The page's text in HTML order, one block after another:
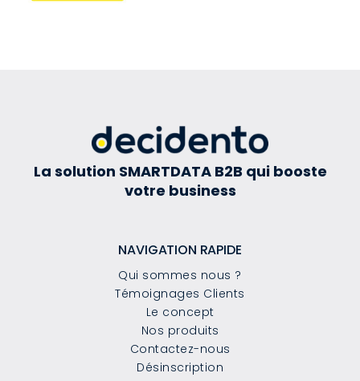
La solution SMARTDATA B2B qui booste
votre business
NAVIGATION RAPIDE
Qui sommes nous ?
Témoignages Clients
Le concept
Nos produits
Contactez-nous
Désinscription